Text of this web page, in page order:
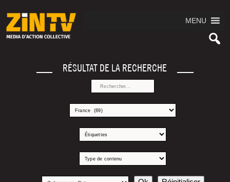
MENU
RÉSULTAT DE LA RECHERCHE